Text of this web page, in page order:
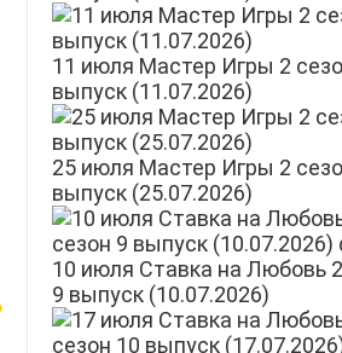
11 июля Мастер Игры 2
выпуск (11.07.2026)
25 июля Мастер Игры 2
выпуск (25.07.2026)
10 июля Ставка на Любовь
9 выпуск (10.07.2026)